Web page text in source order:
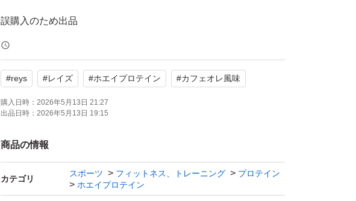
誤購入のため出品
#reys #レイズ #ホエイプロテイン #カフェオレ風味
購入日時： 2026年5月13日 21:27
出品日時： 2026年5月13日 19:15
商品の情報
カテゴリ
スポーツ フィットネス、トレーニング
プロテイン
ホエイプロテイン